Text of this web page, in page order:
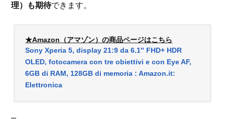
理）も期待できます。
★Amazon（アマゾン）の商品ページはこちら
Sony Xperia 5, display 21:9 da 6.1″ FHD+ HDR
OLED, fotocamera con tre obiettivi e con Eye AF,
6GB di RAM, 128GB di memoria : Amazon.it:
Elettronica